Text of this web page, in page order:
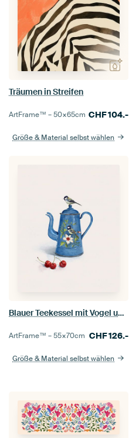
Träumen in Streifen
ArtFrame™ –50×65cm CHF104.-
Größe & Material selbst wählen
Blauer Teekessel mit Vogel und Kirschen
ArtFrame™ –55×70cm CHF126.-
Größe & Material selbst wählen